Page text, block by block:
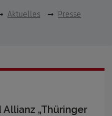
Aktuelles
Presse
„Thüringer